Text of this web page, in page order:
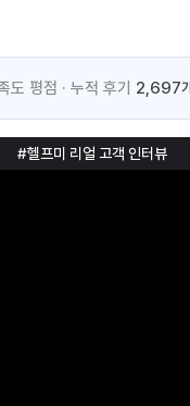
도 평점 · 누적 후기 2,697
#헬프미 리얼 고객 인터뷰